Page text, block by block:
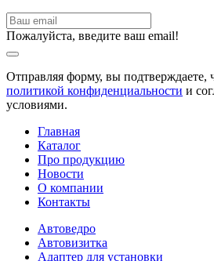
Пожалуйста, введите ваш email!
Отправляя форму, вы подтверждаете,
политикой конфиденциальности и
условиями.
Главная
Каталог
Про продукцию
Новости
О компании
Контакты
Автоведро
Автовизитка
Адаптер для установки